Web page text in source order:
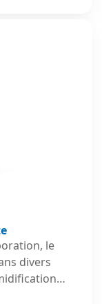
d’énergie
longue
et
au
maximum,
contrôle
le
divers